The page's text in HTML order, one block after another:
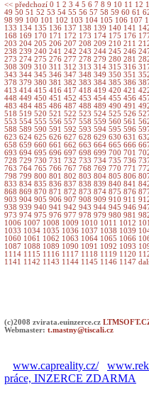
<< předchozí 0 1 2 3 4 5 6 7 8 9 10 11 12
49 50 51 52 53 54 55 56 57 58 59 60 61
98 99 100 101 102 103 104 105 106 107
133 134 135 136 137 138 139 140 141
168 169 170 171 172 173 174 175 176
203 204 205 206 207 208 209 210 211
238 239 240 241 242 243 244 245 246
273 274 275 276 277 278 279 280 281
308 309 310 311 312 313 314 315 316
343 344 345 346 347 348 349 350 351
378 379 380 381 382 383 384 385 386
413 414 415 416 417 418 419 420 421
448 449 450 451 452 453 454 455 456
483 484 485 486 487 488 489 490 491
518 519 520 521 522 523 524 525 526
553 554 555 556 557 558 559 560 561
588 589 590 591 592 593 594 595 596
623 624 625 626 627 628 629 630 631
658 659 660 661 662 663 664 665 666
693 694 695 696 697 698 699 700 701
728 729 730 731 732 733 734 735 736
763 764 765 766 767 768 769 770 771
798 799 800 801 802 803 804 805 806
833 834 835 836 837 838 839 840 841
868 869 870 871 872 873 874 875 876
903 904 905 906 907 908 909 910 911
938 939 940 941 942 943 944 945 946
973 974 975 976 977 978 979 980 981
1006 1007 1008 1009 1010 1011 1012
1033 1034 1035 1036 1037 1038 1039
1060 1061 1062 1063 1064 1065 1066
1087 1088 1089 1090 1091 1092 1093
1114 1115 1116 1117 1118 1119 1120
1141 1142 1143 1144 1145 1146 1147
(c)2008 zvirata.euinzerce.cz
Webmaster: t.mastny@tiscali.cz
www.capreality.cz/
práce, INZERCE ZDARMA